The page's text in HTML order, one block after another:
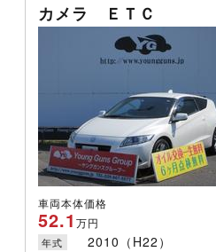
カメラ ＥＴＣ
車両本体価格
52.1万円
年式 2010（H22）